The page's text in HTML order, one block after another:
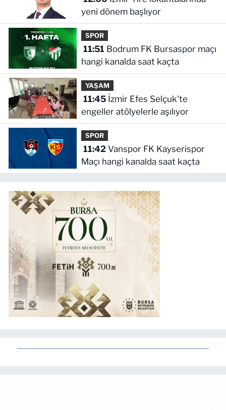
yeni dönem başlıyor
SPOR
11:51
hangi kanalda saat kaçta
YAŞAM
11:45İzmir Efes Selçuk'te
engeller atölyelerle aşılıyor
SPOR
11:42Vanspor FK Kayserispor
Maçı hangi kanalda saat kaçta